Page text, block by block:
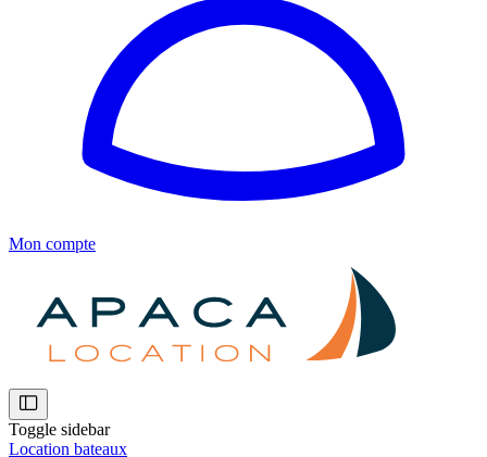
Mon compte
Toggle sidebar
Location bateaux